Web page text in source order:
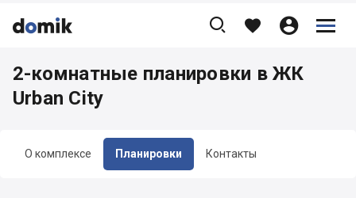


    


О комплексе Планировки Контакты
2-комнатные планировки в ЖК
Urban City